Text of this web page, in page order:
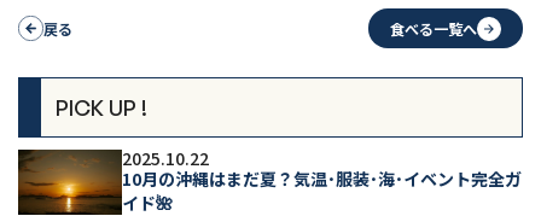
戻る 食べる一覧へ
PICK UP !
2025.10.22
10月の沖縄はまだ夏？気温･服装･海･イベント完全ガ
イド🌺